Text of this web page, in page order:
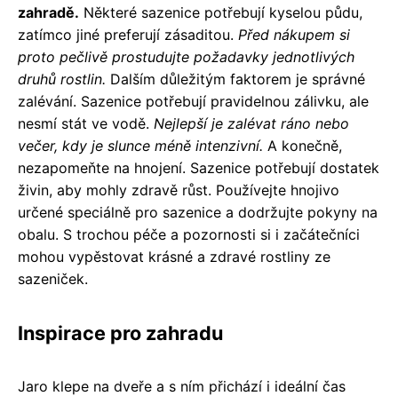
zahradě. Některé sazenice potřebují kyselou půdu,
zatímco jiné preferují zásaditou. Před nákupem si
proto pečlivě prostudujte požadavky jednotlivých
druhů rostlin. Dalším důležitým faktorem je správné
zalévání. Sazenice potřebují pravidelnou zálivku, ale
nesmí stát ve vodě. Nejlepší je zalévat ráno nebo
večer, kdy je slunce méně intenzivní. A konečně,
nezapomeňte na hnojení. Sazenice potřebují dostatek
živin, aby mohly zdravě růst. Používejte hnojivo
určené speciálně pro sazenice a dodržujte pokyny na
obalu. S trochou péče a pozornosti si i začátečníci
mohou vypěstovat krásné a zdravé rostliny ze
sazeniček.
Inspirace pro zahradu
Jaro klepe na dveře a s ním přichází i ideální čas